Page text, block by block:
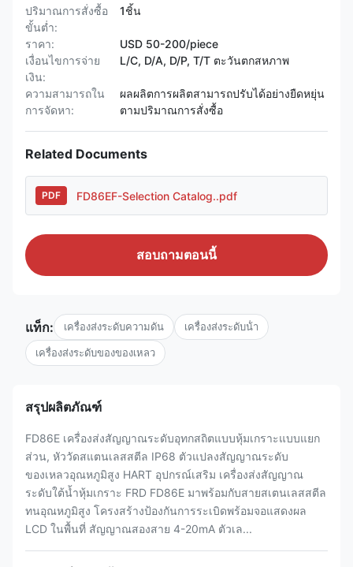
ปริมาณการสั่งซื้อ
ขั้นต่ำ:
1ชิ้น
ราคา:
USD 50-200/piece
เงื่อนไขการจ่าย
เงิน:
L/C, D/A, D/P, T/T ตะวันตกสหภาพ
ความสามารถใน
การจัดหา:
ผลผลิตการผลิตสามารถปรับได้อย่างยืดหยุ่น
ตามปริมาณการสั่งซื้อ
Related Documents
PDF FD86EF-Selection Catalog..pdf
สอบถามตอนนี้
แท็ก: เครื่องส่งระดับความดัน เครื่องส่งระดับน้ํา
เครื่องส่งระดับของของเหลว
สรุปผลิตภัณฑ์
FD86E เครื่องส่งสัญญาณระดับอุทกสถิตแบบหุ้มเกราะแบบแยก
ส่วน, หัววัดสแตนเลสสตีล IP68 ตัวแปลงสัญญาณระดับ
ของเหลวอุณหภูมิสูง HART อุปกรณ์เสริม เครื่องส่งสัญญาณ
ระดับใต้น้ำหุ้มเกราะ FRD FD86E มาพร้อมกับสายสเตนเลสสตีล
ทนอุณหภูมิสูง โครงสร้างป้องกันการระเบิดพร้อมจอแสดงผล
LCD ในพื้นที่ สัญญาณสองสาย 4-20mA ตัวเล...